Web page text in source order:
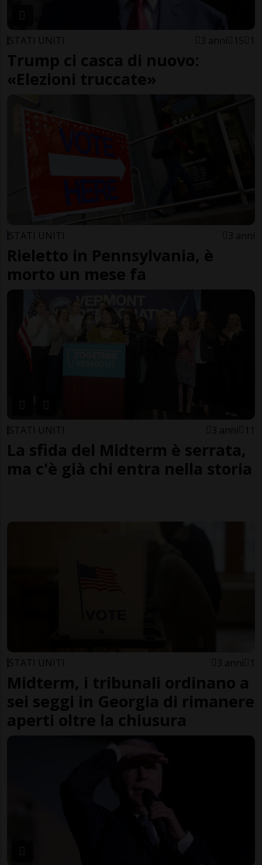
STATI UNITI 3 anni 15 1
Trump ci casca di nuovo:
«Elezioni truccate»
STATI UNITI 3 anni
Rieletto in Pennsylvania, è
morto un mese fa
STATI UNITI 3 anni 11
La sfida del Midterm è serrata,
ma c'è già chi entra nella storia
STATI UNITI 3 anni 1
Midterm, i tribunali ordinano a
sei seggi in Georgia di rimanere
aperti oltre la chiusura